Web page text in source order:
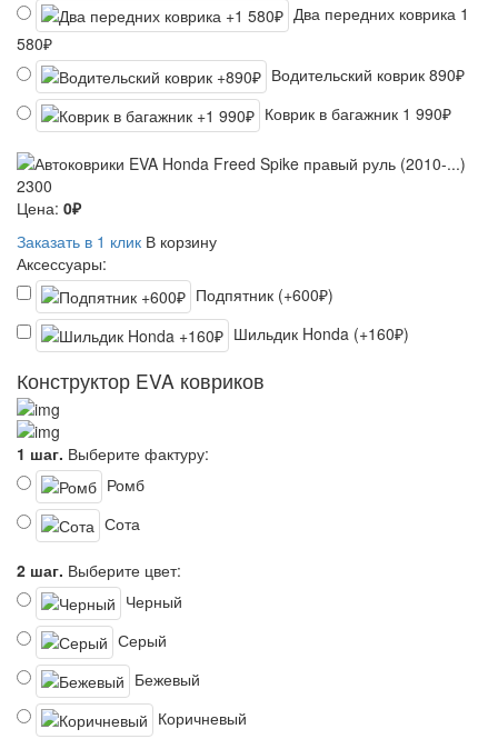
Два передних коврика 1
580₽
Водительский коврик 890₽
Коврик в багажник 1 990₽
2300
Цена: 0₽
Заказать в 1 клик В корзину
Аксессуары:
Подпятник (+600₽)
Шильдик Honda (+160₽)
Конструктор EVA ковриков
1 шаг. Выберите фактуру:
Ромб
Сота
2 шаг. Выберите цвет:
Черный
Серый
Бежевый
Коричневый